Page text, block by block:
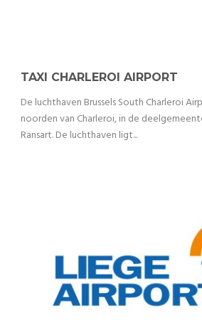
TAXI CHARLEROI AIRPORT
De luchthaven Brussels South Charleroi
noorden van Charleroi, in de
Ransart. De luchthaven ligt...